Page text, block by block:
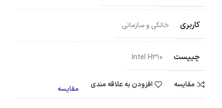
کاربری خانگی و سازمانی
چیپست Intel H310
مقایسه افزودن به علاقه مندی مقایسه